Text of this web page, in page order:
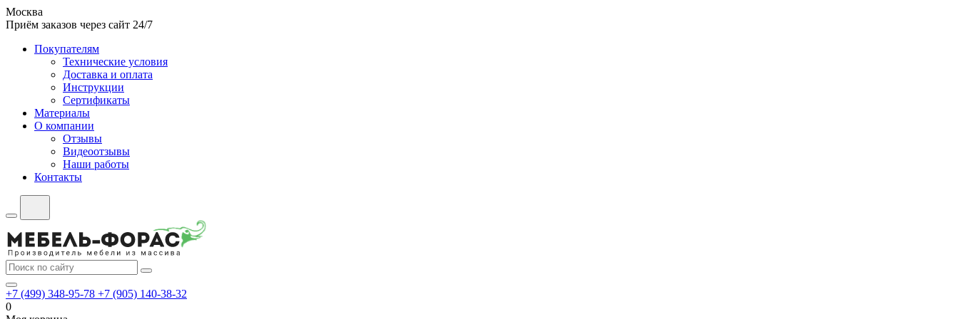
Москва
Приём заказов через сайт 24/7
Покупателям
Технические условия
Доставка и оплата
Инструкции
Сертификаты
Материалы
О компании
Отзывы
Видеоотзывы
Наши работы
Контакты
+7 (499) 348-95-78 +7 (905) 140-38-32
0